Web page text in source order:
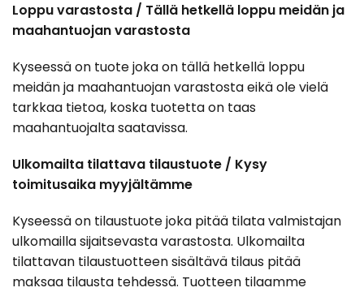
Loppu varastosta / Tällä hetkellä loppu meidän ja
maahantuojan varastosta
Kyseessä on tuote joka on tällä hetkellä loppu
meidän ja maahantuojan varastosta eikä ole vielä
tarkkaa tietoa, koska tuotetta on taas
maahantuojalta saatavissa.
Ulkomailta tilattava tilaustuote / Kysy
toimitusaika myyjältämme
Kyseessä on tilaustuote joka pitää tilata valmistajan
ulkomailla sijaitsevasta varastosta. Ulkomailta
tilattavan tilaustuotteen sisältävä tilaus pitää
maksaa tilausta tehdessä. Tuotteen tilaamme